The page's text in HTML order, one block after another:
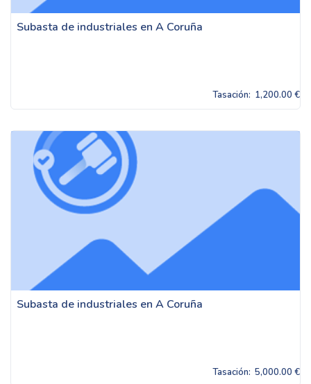
Subasta de industriales en A Coruña
Tasación: 1,200.00 €
Subasta de industriales en A Coruña
Tasación: 5,000.00 €